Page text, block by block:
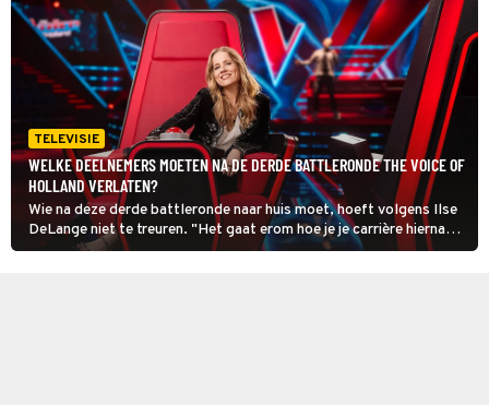
TELEVISIE
WELKE DEELNEMERS MOETEN NA DE DERDE BATTLERONDE THE VOICE OF
HOLLAND VERLATEN?
Wie na deze derde battleronde naar huis moet, hoeft volgens Ilse
DeLange niet te treuren. "Het gaat erom hoe je je carrière hierna
uitstippelt." Zo won Duncan Laurence niet The Voice of Holland,